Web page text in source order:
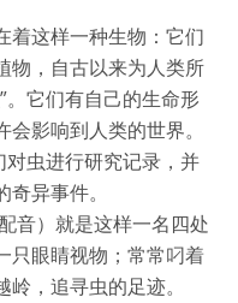
这样一种生物：它们
物，自古以来为人类所
。它们有自己的生命形
影响到人类的世界。
对虫进行研究记录，并
异事件。
）就是这样一名四处
只眼睛视物；常常叼着
，追寻虫的足迹。